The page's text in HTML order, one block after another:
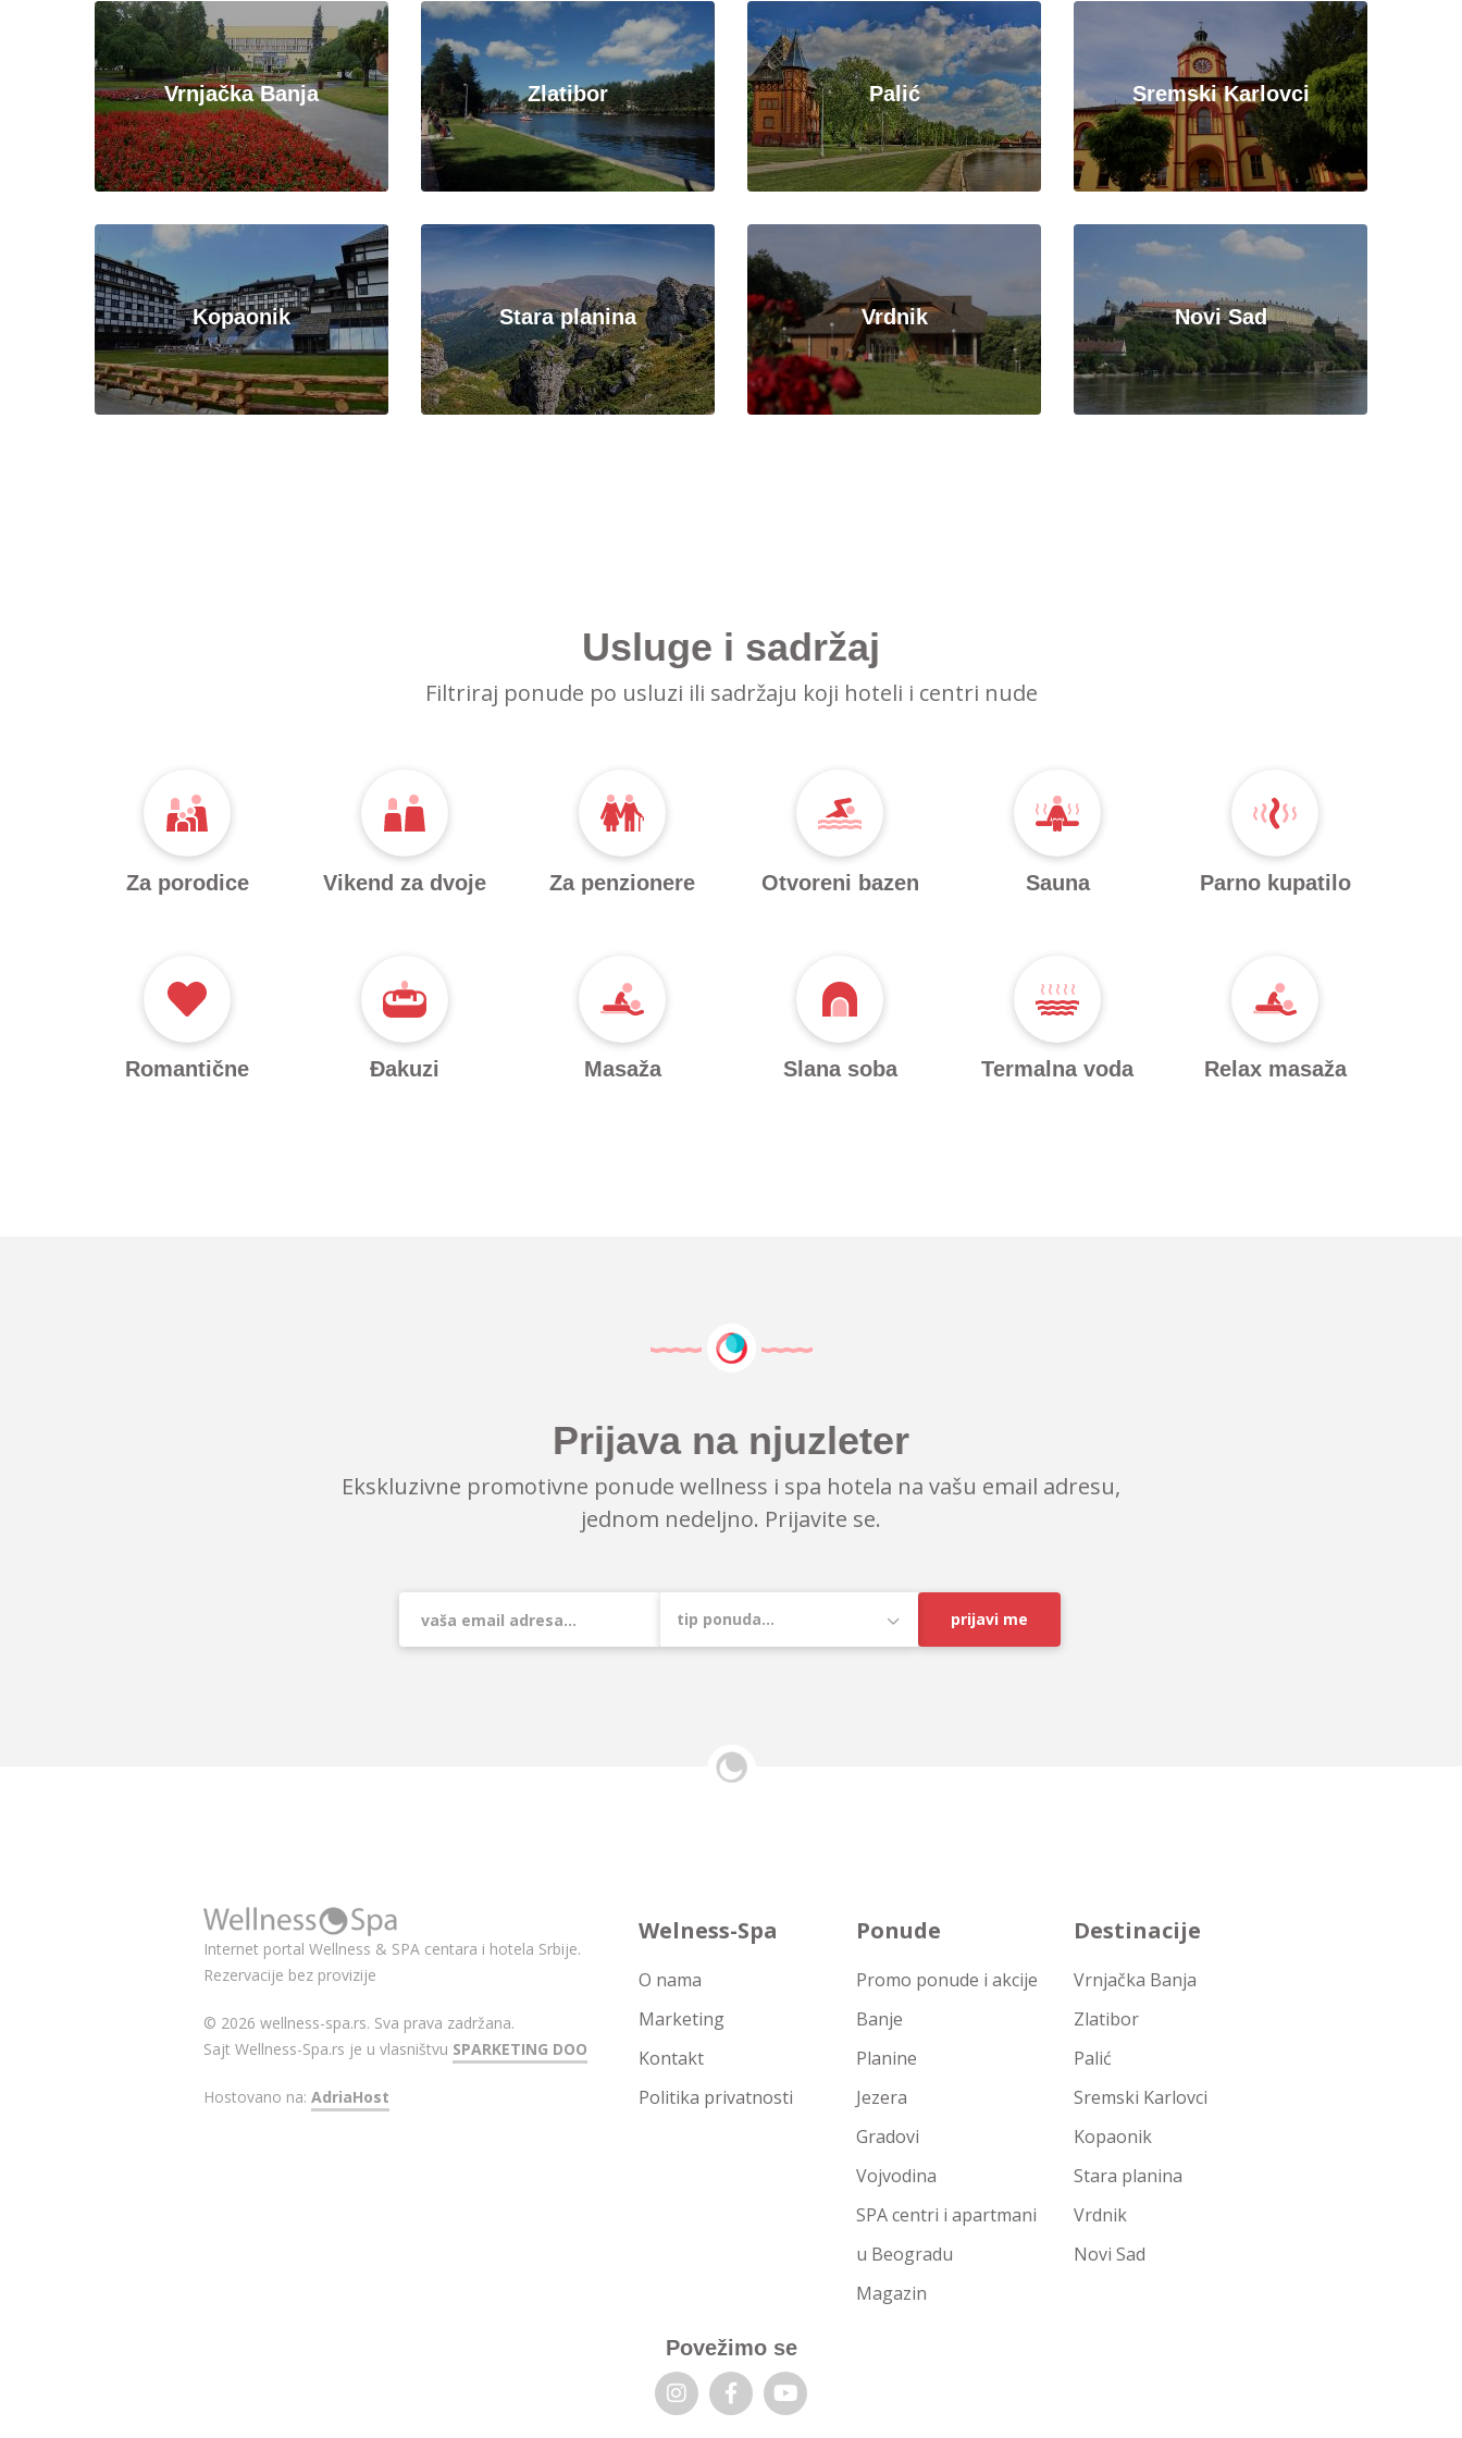
Vrnjačka Banja Zlatibor Palić Sremski Karlovci
Kopaonik Stara planina Vrdnik Novi Sad
Usluge i sadržaj
Filtriraj ponude po usluzi ili sadržaju koji hoteli i centri nude
Za porodice Vikend za dvoje Za penzionere Otvoreni bazen Sauna Parno kupatilo
Romantične Đakuzi Masaža Slana soba Termalna voda Relax masaža
Prijava na njuzleter
Ekskluzivne promotivne ponude wellness i spa hotela na vašu email adresu,
jednom nedeljno. Prijavite se.
prijavi me
Internet portal Wellness & SPA centara i hotela Srbije.
Rezervacije bez provizije
© 2026 wellness-spa.rs. Sva prava zadržana.
Sajt Wellness-Spa.rs je u vlasništvu SPARKETING DOO
Hostovano na: AdriaHost
Welness-Spa
O nama
Marketing
Kontakt
Politika privatnosti
Ponude
Promo ponude i akcije
Banje
Planine
Jezera
Gradovi
Vojvodina
SPA centri i apartmani
u Beogradu
Magazin
Destinacije
Vrnjačka Banja
Zlatibor
Palić
Sremski Karlovci
Kopaonik
Stara planina
Vrdnik
Novi Sad
Povežimo se